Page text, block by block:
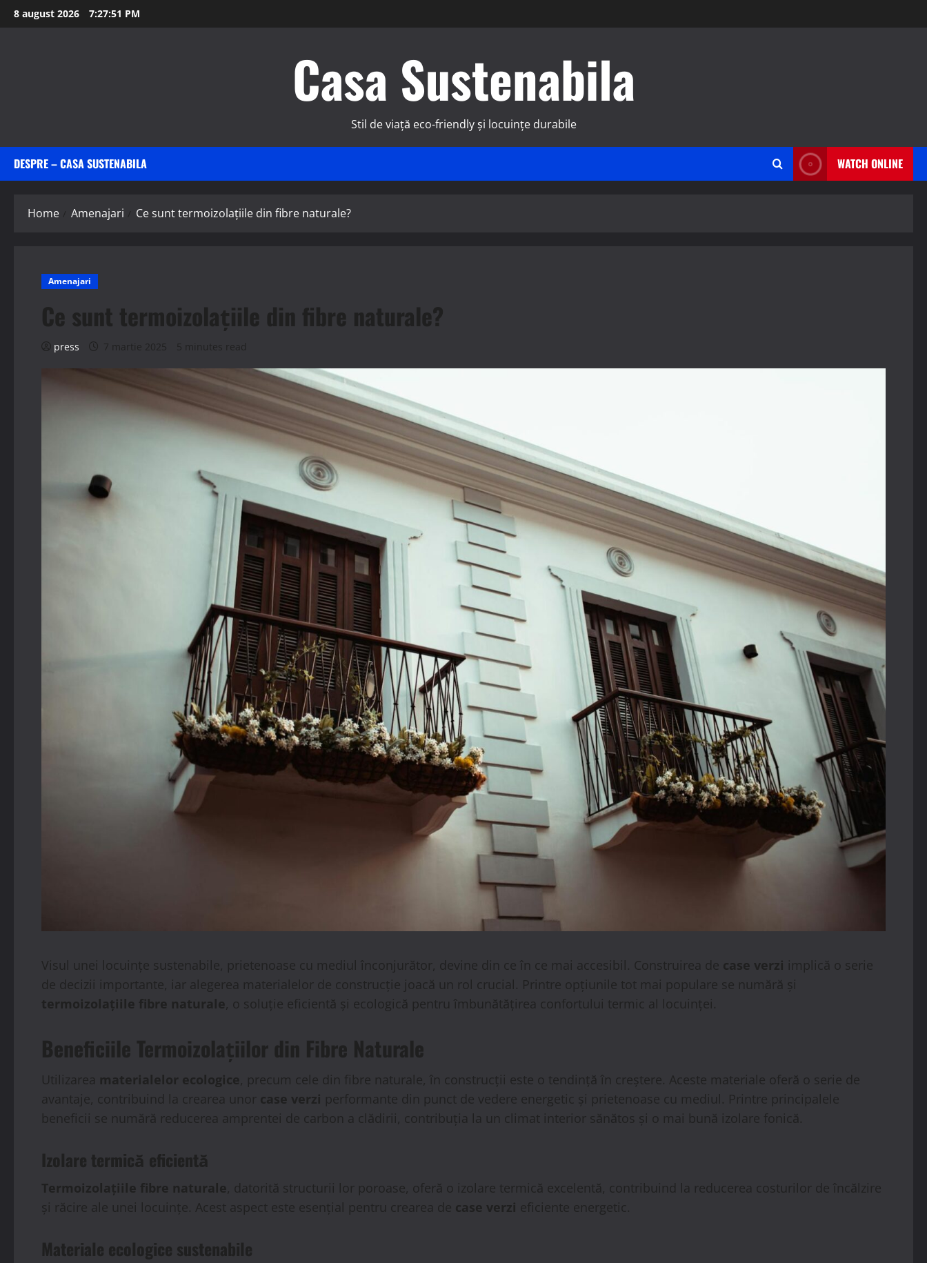
Skip
to
8 august 2026 7:27:53 PM
Casa Sustenabila
Stil de viață eco-friendly și locuințe durabile
DESPRE – CASA SUSTENABILA WATCH ONLINE
Home Amenajari Ce sunt termoizolațiile din fibre naturale?
Amenajari
Ce sunt termoizolațiile din fibre naturale?
press 7 martie 2025 5 minutes read
Visul unei locuințe sustenabile, prietenoase cu mediul înconjurător, devine din ce în ce mai accesibil. Construirea de case verzi implică o serie
de decizii importante, iar alegerea materialelor de construcție joacă un rol crucial. Printre opțiunile tot mai populare se numără și
termoizolațiile fibre naturale, o soluție eficientă și ecologică pentru îmbunătățirea confortului termic al locuinței.
Beneficiile Termoizolațiilor din Fibre Naturale
Utilizarea materialelor ecologice, precum cele din fibre naturale, în construcții este o tendință în creștere. Aceste materiale oferă o serie de
avantaje, contribuind la crearea unor case verzi performante din punct de vedere energetic și prietenoase cu mediul. Printre principalele
beneficii se numără reducerea amprentei de carbon a clădirii, contribuția la un climat interior sănătos și o mai bună izolare fonică.
Izolare termică eficientă
Termoizolațiile fibre naturale, datorită structurii lor poroase, oferă o izolare termică excelentă, contribuind la reducerea costurilor de încălzire
și răcire ale unei locuințe. Acest aspect este esențial pentru crearea de case verzi eficiente energetic.
Materiale ecologice sustenabile